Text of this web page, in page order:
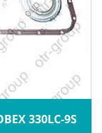
330LC-9S